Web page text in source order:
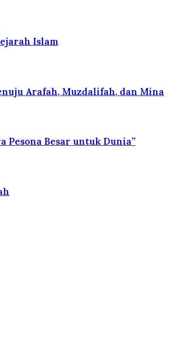
Islam
Arafah, Muzdalifah, dan Mina
Pesona Besar untuk Dunia”